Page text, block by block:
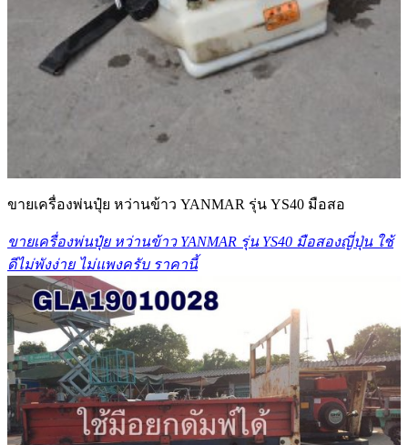
ขายเครื่องพ่นปุ๋ย หว่านข้าว YANMAR รุ่น YS40 มือสอ
ขายเครื่องพ่นปุ๋ย หว่านข้าว YANMAR รุ่น YS40 มือสองญี่ปุ่น ใช้
ดีไม่พังง่าย ไม่แพงครับ ราคานี้